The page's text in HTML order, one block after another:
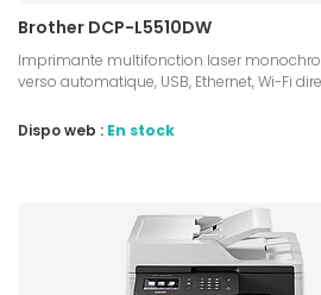
Brother DCP-L5510DW
Imprimante multifonction laser
verso automatique, USB, Ethernet, Wi-Fi
Dispo web : En stock